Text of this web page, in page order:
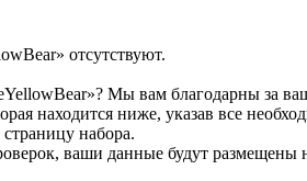
отсутствуют.
Мы вам благодарны за
находится ниже, указав все
набора.
ваши данные будут размещены